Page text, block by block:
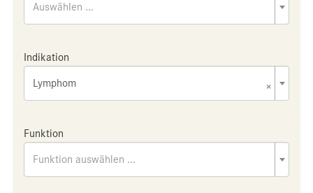
Auswählen ...
Indikation
×
Lymphom
Funktion
Funktion auswählen ...